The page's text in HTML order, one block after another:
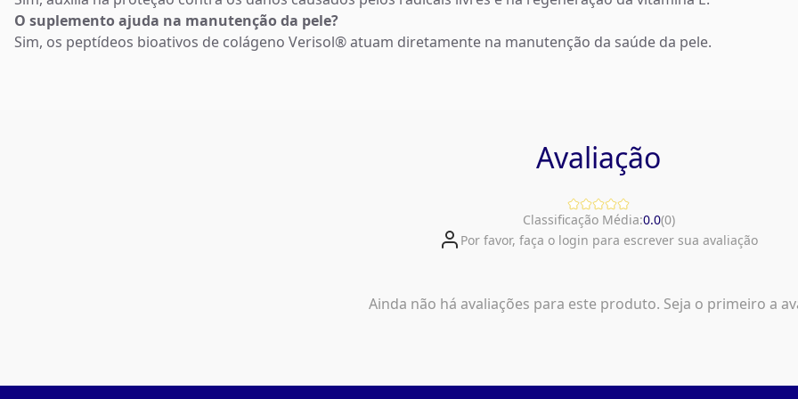
O suplemento ajuda na manutenção da pele?
Sim, os peptídeos bioativos de colágeno Verisol® atuam diretamente na manutenção da saúde da pele.
Avaliação
Classificação Média:0.0(0)
Por favor, faça o login para escrever sua avaliação
Ainda não há avaliações para este produto. Seja o primeiro a